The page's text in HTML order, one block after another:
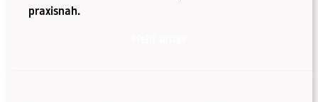
praxisnah.